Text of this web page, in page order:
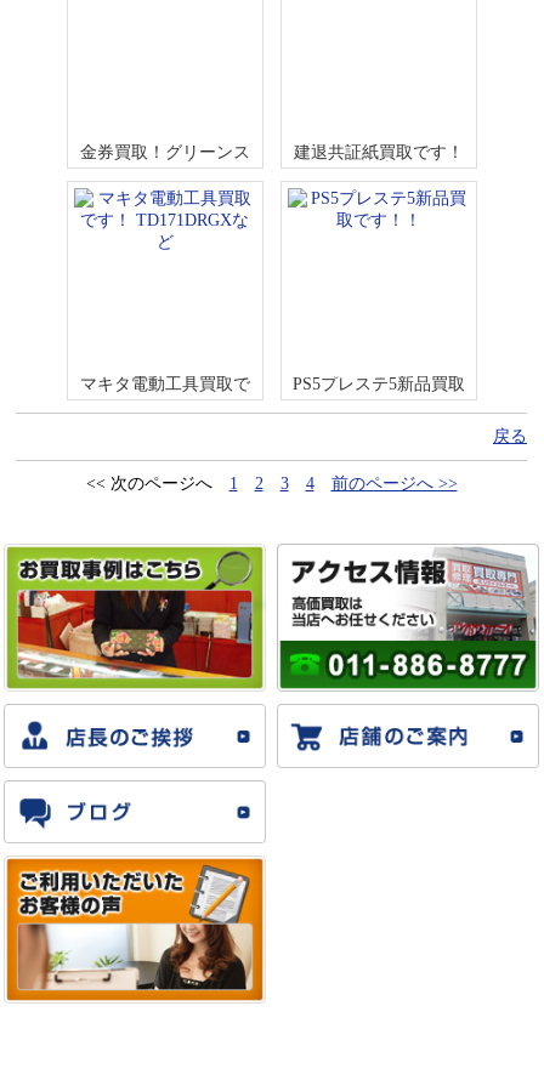
金券買取！グリーンス
タンプ
建退共証紙買取です！
（金券）
マキタ電動工具買取で
す！ TD171DRGXなど
PS5プレステ5新品買取
です！！
戻る
<< 次のページへ 1 2 3 4 前のページへ >>